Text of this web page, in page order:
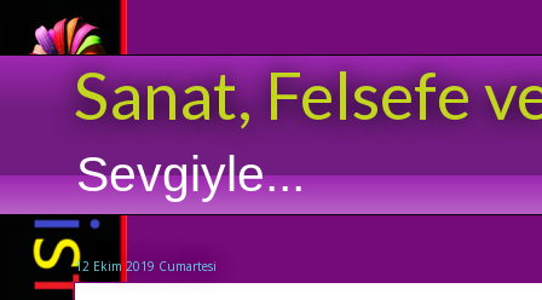
Sanat, Felsefe
Sevgiyle...
12 Ekim 2019 Cumartesi